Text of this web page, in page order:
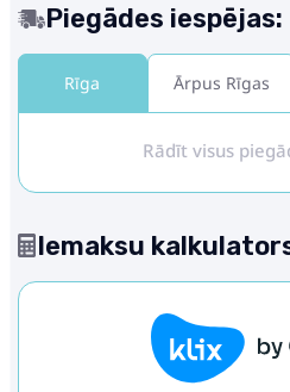
Piegādes iespējas:
Rīga Ārpus Rīgas
Rādīt visus
Iemaksu